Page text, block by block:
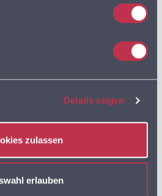
Details zeigen
zulassen
erlauben
LKW ROUTING